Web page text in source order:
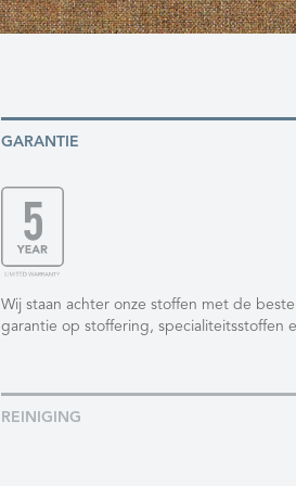
GARANTIE
Wij staan achter onze stoffen met de
garantie op stoffering, specialiteitsstoffen
REINIGING